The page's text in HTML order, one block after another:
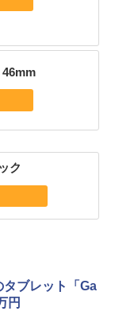
ク
ブレット「Ga
円